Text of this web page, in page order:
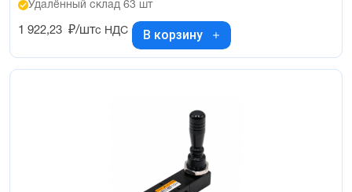
Удалённый склад 63 шт
1 922,23 ₽/штс НДС В корзину